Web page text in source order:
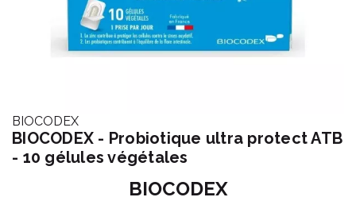
BIOCODEX
BIOCODEX - Probiotique ultra protect ATB
- 10 gélules végétales
BIOCODEX